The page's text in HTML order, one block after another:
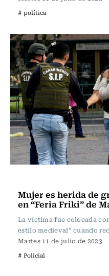
# política
Mujer es herida de
en “Feria Friki” de
La víctima fue colocada
estilo medieval” cuando
Martes 11 de julio de 2023
# Policial